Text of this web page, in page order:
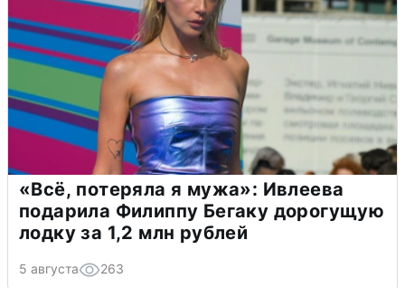
«Всё, потеряла я мужа»: Ивлеева
подарила Филиппу Бегаку дорогущую
лодку за 1,2 млн рублей
5 августа 263